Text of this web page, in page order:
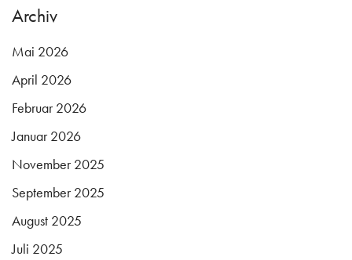
Archiv
Mai 2026
April 2026
Februar 2026
Januar 2026
November 2025
September 2025
August 2025
Juli 2025